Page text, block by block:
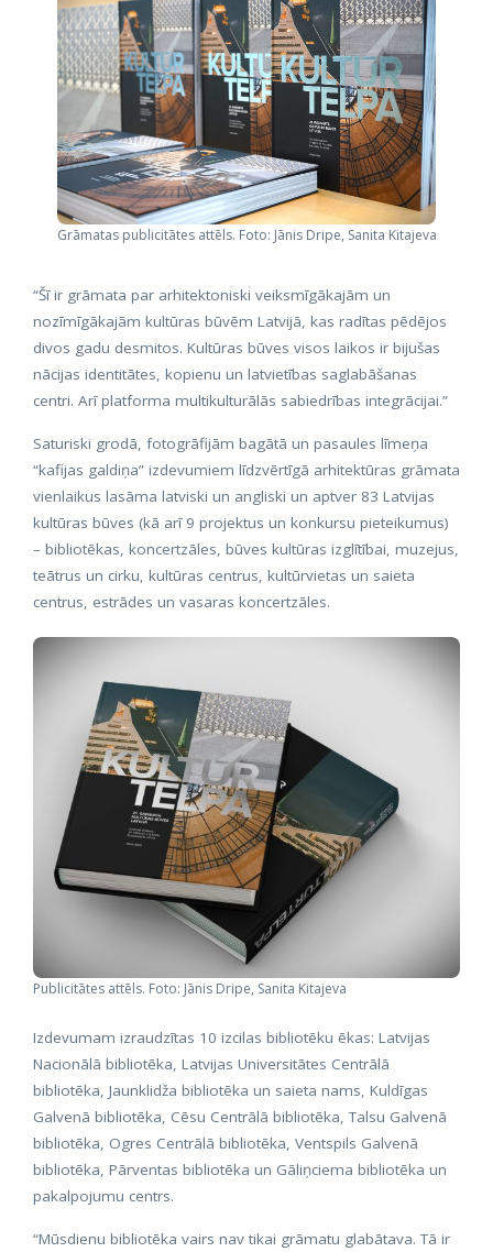
Grāmatas publicitātes attēls. Foto: Jānis Dripe, Sanita Kitajeva
“Šī ir grāmata par arhitektoniski veiksmīgākajām un
nozīmīgākajām kultūras būvēm Latvijā, kas radītas pēdējos
divos gadu desmitos. Kultūras būves visos laikos ir bijušas
nācijas identitātes, kopienu un latvietības saglabāšanas
centri. Arī platforma multikulturālās sabiedrības integrācijai.”
Saturiski grodā, fotogrāfijām bagātā un pasaules līmeņa
“kafijas galdiņa” izdevumiem līdzvērtīgā arhitektūras grāmata
vienlaikus lasāma latviski un angliski un aptver 83 Latvijas
kultūras būves (kā arī 9 projektus un konkursu pieteikumus)
– bibliotēkas, koncertzāles, būves kultūras izglītībai, muzejus,
teātrus un cirku, kultūras centrus, kultūrvietas un saieta
centrus, estrādes un vasaras koncertzāles.
Publicitātes attēls. Foto: Jānis Dripe, Sanita Kitajeva
Izdevumam izraudzītas 10 izcilas bibliotēku ēkas: Latvijas
Nacionālā bibliotēka, Latvijas Universitātes Centrālā
bibliotēka, Jaunklidža bibliotēka un saieta nams, Kuldīgas
Galvenā bibliotēka, Cēsu Centrālā bibliotēka, Talsu Galvenā
bibliotēka, Ogres Centrālā bibliotēka, Ventspils Galvenā
bibliotēka, Pārventas bibliotēka un Gāliņciema bibliotēka un
pakalpojumu centrs.
“Mūsdienu bibliotēka vairs nav tikai grāmatu glabātava. Tā ir